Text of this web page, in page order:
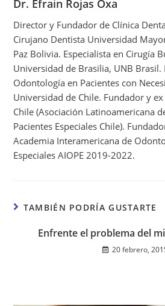
Dr. Efrain Rojas Oxa
Director y Fundador de Clínica
Cirujano Dentista Universidad
Paz Bolivia. Especialista en Cirugía
Universidad de Brasilia, UNB
Odontología en Pacientes con
Universidad de Chile. Fundador y
Chile (Asociación Latinoamericana
Pacientes Especiales Chile).
Academia Interamericana de
Especiales AIOPE 2019-2022.
TAMBIÉN PODRÍA GUSTARTE
Enfrente el problema del
20 febrero,